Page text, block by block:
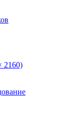
2160)